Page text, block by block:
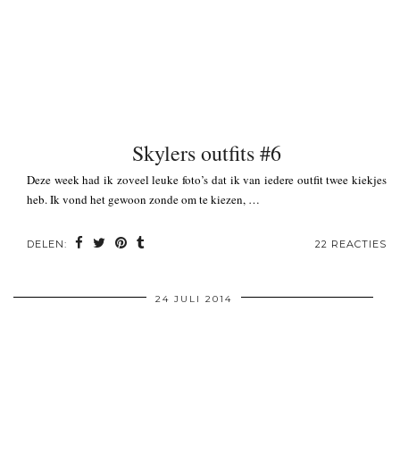
Skylers outfits #6
Deze week had ik zoveel leuke foto’s dat ik van iedere outfit twee kiekjes
heb. Ik vond het gewoon zonde om te kiezen, …
DELEN: 22 REACTIES
24 JULI 2014